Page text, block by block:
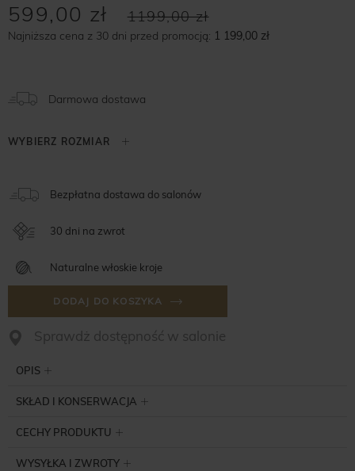
1199,00 zł
599,00 zł
Najniższa cena z 30 dni przed promocją: 1 199,00 zł
Darmowa dostawa
Bezpłatna dostawa do salonów
30 dni na zwrot
Naturalne włoskie kroje
DODAJ DO KOSZYKA
Sprawdż dostępność w salonie
OPIS
SKŁAD I KONSERWACJA
CECHY PRODUKTU
WYSYŁKA I ZWROTY